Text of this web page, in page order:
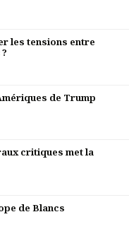
les tensions entre
de Trump
critiques met la
de Blancs